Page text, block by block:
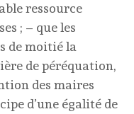
ressource
; – que les
de moitié la
de péréquation,
des maires
d’une égalité de